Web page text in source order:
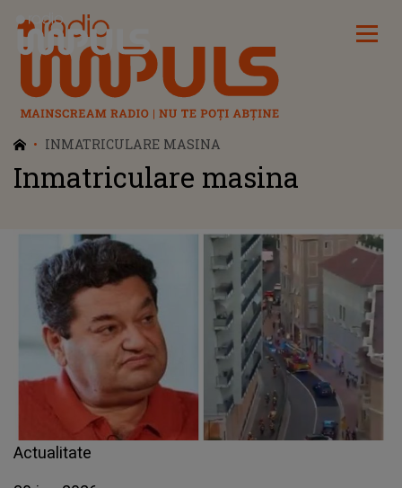
Radio Impuls
INMATRICULARE MASINA
Inmatriculare masina
Actualitate